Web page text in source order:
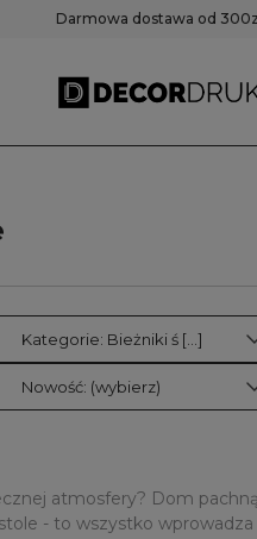
Darmowa dostawa od
Kategorie: Bieżniki ś [...]
Nowość: (wybierz)
atmosfery? Dom
- to wszystko